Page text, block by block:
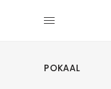
POKAAL